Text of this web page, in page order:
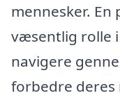
mennesker. En
væsentlig rolle
navigere
forbedre deres